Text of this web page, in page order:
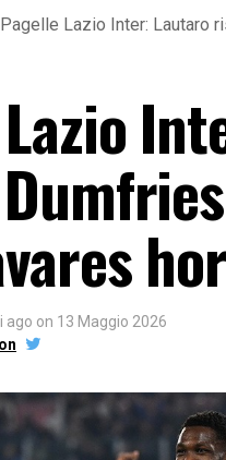
Pagelle Lazio Inter: Lautaro
ago on 13 Maggio 2026